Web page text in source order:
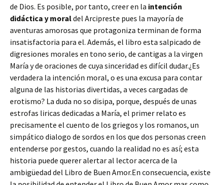
de Dios. Es posible, por tanto, creer en la intención
didáctica y moraldel Arcipreste pues la mayoría de
aventuras amorosas que protagoniza terminan de forma
insatisfactoria para el. Además, el libro esta salpicado de
digresiones morales en tono serio, de cantigas a la virgen
María y de oraciones de cuya sinceridad es difícil dudar.¿Es
verdadera la intención moral, o es una excusa para contar
alguna de las historias divertidas, a veces cargadas de
erotismo? La duda no so disipa, porque, después de unas
estrofas liricas dedicadas a María, el primer relato es
precisamente el cuento de los griegos y los romanos, un
simpático dialogo de sordos en los que dos personas creen
entenderse por gestos, cuando la realidad no es así; esta
historia puede querer alertar al lector acerca de la
ambigüedad del Libro de Buen Amor.En consecuencia, existe